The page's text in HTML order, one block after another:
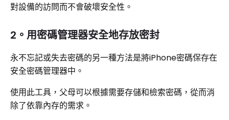
對設備的訪問而不會破壞安全性。
2。用密碼管理器安全地存放密封
永不忘記或失去密碼的另一種方法是將iPhone密碼保存在
安全密碼管理器中。
使用此工具，父母可以根據需要存儲和檢索密碼，從而消
除了依靠內存的需求。